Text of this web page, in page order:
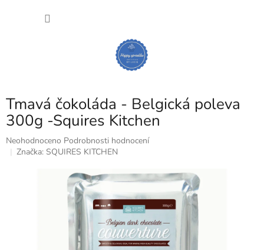
Tmavá čokoláda - Belgická poleva
300g -Squires Kitchen
Průměrné
hodnocení
Neohodnoceno Podrobnosti hodnocení
Značka: SQUIRES KITCHEN